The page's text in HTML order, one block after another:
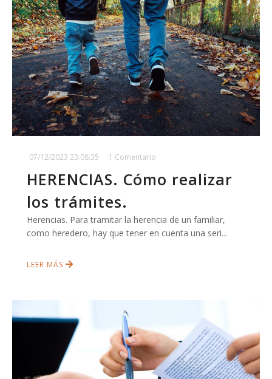
07/12/2023 23:08:35 1 Comentario
HERENCIAS. Cómo realizar
los trámites.
Herencias. Para tramitar la herencia de un familiar,
como heredero, hay que tener en cuenta una seri...
LEER MÁS